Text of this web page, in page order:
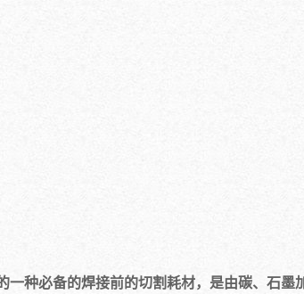
种必备的焊接前的切割耗材，是由碳、石墨